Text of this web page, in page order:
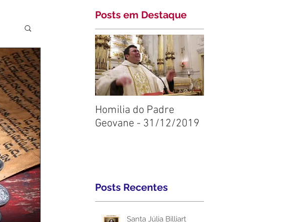
Posts em Destaque
Homilia do Padre
Geovane - 31/12/2019
Posts Recentes
Santa Júlia Billiart